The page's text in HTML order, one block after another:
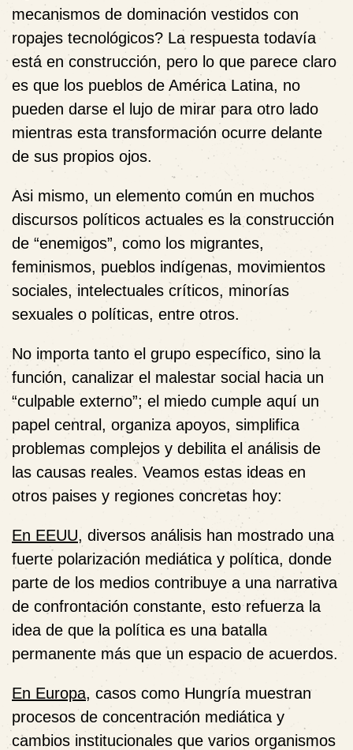
mecanismos de dominación vestidos con
ropajes tecnológicos? La respuesta todavía
está en construcción, pero lo que parece claro
es que los pueblos de América Latina, no
pueden darse el lujo de mirar para otro lado
mientras esta transformación ocurre delante
de sus propios ojos.
Asi mismo, un elemento común en muchos
discursos políticos actuales es la construcción
de “enemigos”, como los migrantes,
feminismos, pueblos indígenas, movimientos
sociales, intelectuales críticos, minorías
sexuales o políticas, entre otros.
No importa tanto el grupo específico, sino la
función, canalizar el malestar social hacia un
“culpable externo”; el miedo cumple aquí un
papel central, organiza apoyos, simplifica
problemas complejos y debilita el análisis de
las causas reales. Veamos estas ideas en
otros paises y regiones concretas hoy:
En EEUU, diversos análisis han mostrado una
fuerte polarización mediática y política, donde
parte de los medios contribuye a una narrativa
de confrontación constante, esto refuerza la
idea de que la política es una batalla
permanente más que un espacio de acuerdos.
En Europa, casos como Hungría muestran
procesos de concentración mediática y
cambios institucionales que varios organismos